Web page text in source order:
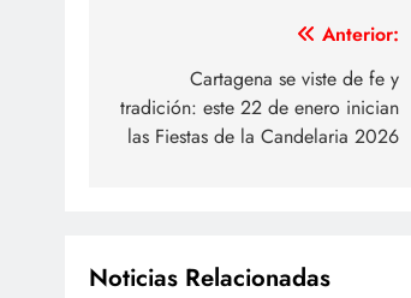
entradas
Anterior:
Cartagena se viste de fe y
tradición: este 22 de enero inician
las Fiestas de la Candelaria 2026
Noticias Relacionadas